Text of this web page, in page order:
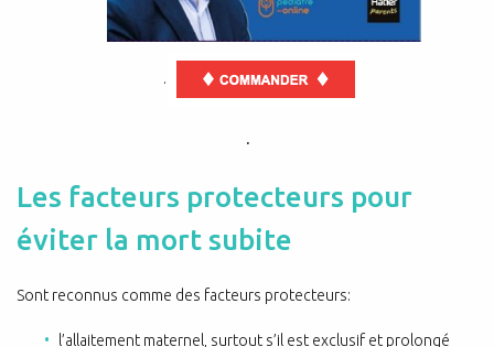
.
.
Les facteurs protecteurs pour
éviter la mort subite
Sont reconnus comme des facteurs protecteurs:
l’allaitement maternel, surtout s’il est exclusif et prolongé